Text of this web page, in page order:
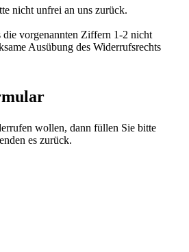
nicht unfrei an uns zurück.
die vorgenannten Ziffern 1-2 nicht
Ausübung des Widerrufsrechts
wollen, dann füllen Sie bitte
es zurück.